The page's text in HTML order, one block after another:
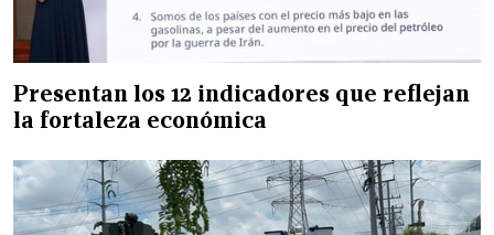
Presentan los 12 indicadores que reflejan
la fortaleza económica